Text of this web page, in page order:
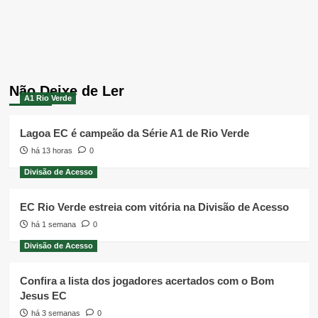
Não Deixe de Ler
A1 Rio Verde
Lagoa EC é campeão da Série A1 de Rio Verde
há 13 horas 0
Divisão de Acesso
EC Rio Verde estreia com vitória na Divisão de Acesso
há 1 semana 0
Divisão de Acesso
Confira a lista dos jogadores acertados com o Bom
Jesus EC
há 3 semanas 0